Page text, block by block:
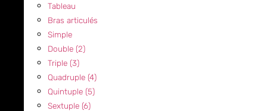
Tableau
Bras articulés
Simple
Double (2)
Triple (3)
Quadruple (4)
Quintuple (5)
Sextuple (6)